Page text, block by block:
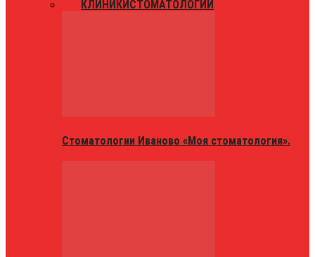
КЛИНИКИСТОМАТОЛОГИИ
Стоматологии Иваново «Моя стоматология».